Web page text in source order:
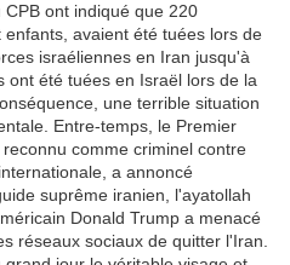
ont indiqué que 220
avaient été tuées lors de
israéliennes en Iran jusqu'à
ont été tuées en Israël lors de la
une terrible situation
Entre-temps, le Premier
comme criminel contre
a annoncé
suprême iranien, l'ayatollah
Donald Trump a menacé
réseaux sociaux de quitter l'Iran.